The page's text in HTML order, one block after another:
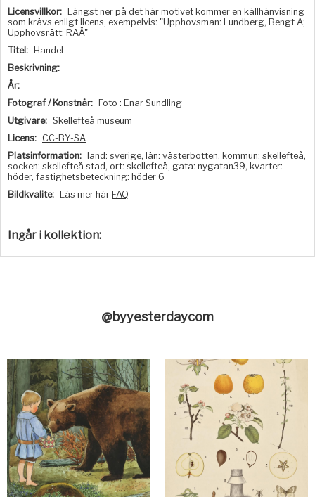
Licensvillkor:
Längst ner på det här motivet kommer en källhänvisning
som krävs enligt licens, exempelvis: "Upphovsman: Lundberg, Bengt A;
Upphovsrätt: RAÄ"
Titel:
Handel
Beskrivning:
År:
Fotograf / Konstnär:
Foto : Enar Sundling
Utgivare: Skellefteå museum
Licens: CC-BY-SA
Platsinformation:
land: sverige, län: västerbotten, kommun: skellefteå,
socken: skellefteå stad, ort: skellefteå, gata: nygatan39, kvarter:
höder, fastighetsbeteckning: höder 6
Bildkvalite:
Läs mer här FAQ
Ingår i kollektion:
@byyesterdaycom